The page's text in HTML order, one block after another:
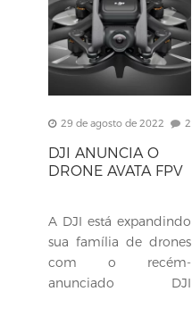
29 de agosto de 2022 2
DJI ANUNCIA O
DRONE AVATA FPV
A DJI está expandindo
sua família de drones
com o recém-
anunciado DJI